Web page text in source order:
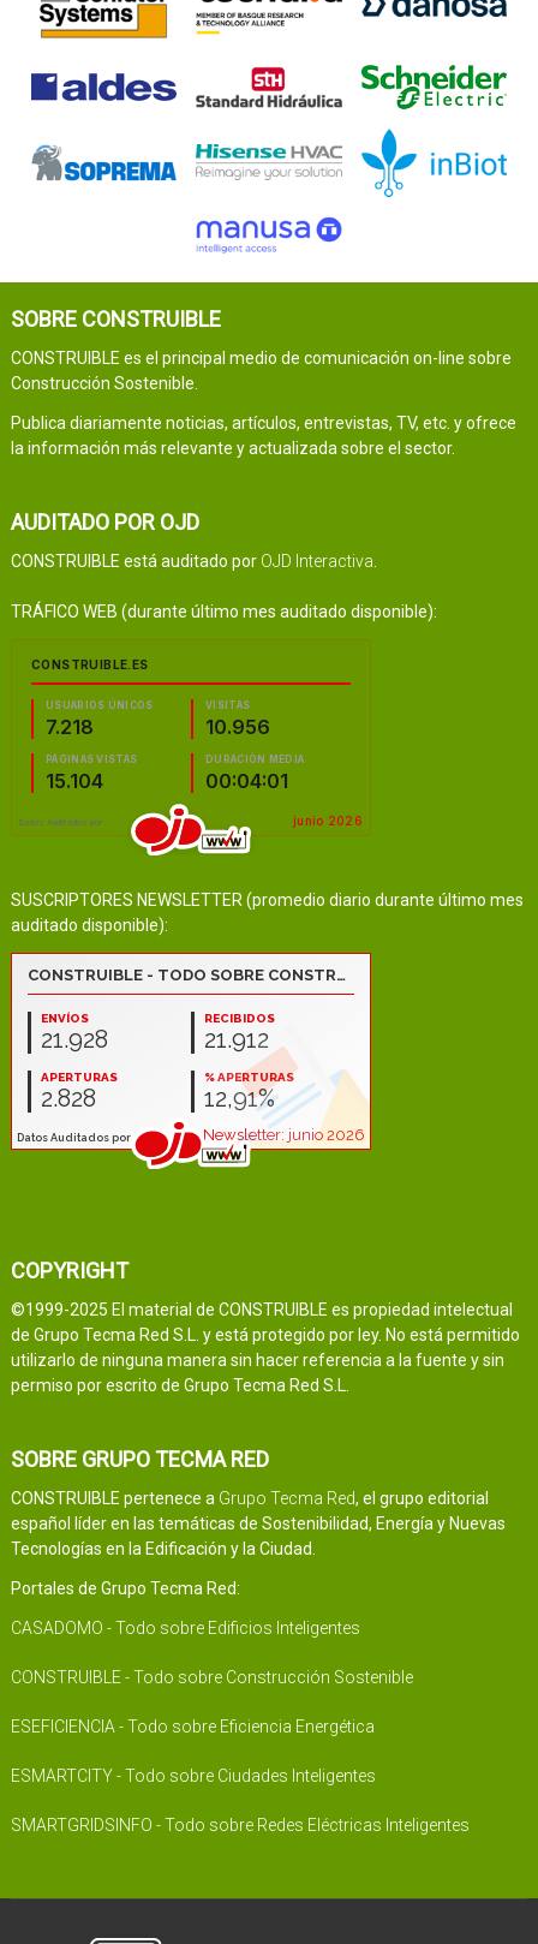
SOBRE CONSTRUIBLE
CONSTRUIBLE es el principal medio de comunicación on-line sobre
Construcción Sostenible.
Publica diariamente noticias, artículos, entrevistas, TV, etc. y ofrece
la información más relevante y actualizada sobre el sector.
AUDITADO POR OJD
CONSTRUIBLE está auditado por OJD Interactiva.
TRÁFICO WEB (durante último mes auditado disponible):
SUSCRIPTORES NEWSLETTER (promedio diario durante último mes
auditado disponible):
COPYRIGHT
©1999-2025 El material de CONSTRUIBLE es propiedad intelectual
de Grupo Tecma Red S.L. y está protegido por ley. No está permitido
utilizarlo de ninguna manera sin hacer referencia a la fuente y sin
permiso por escrito de Grupo Tecma Red S.L.
SOBRE GRUPO TECMA RED
CONSTRUIBLE pertenece a Grupo Tecma Red, el grupo editorial
español líder en las temáticas de Sostenibilidad, Energía y Nuevas
Tecnologías en la Edificación y la Ciudad.
Portales de Grupo Tecma Red:
CASADOMO - Todo sobre Edificios Inteligentes
CONSTRUIBLE - Todo sobre Construcción Sostenible
ESEFICIENCIA - Todo sobre Eficiencia Energética
ESMARTCITY - Todo sobre Ciudades Inteligentes
SMARTGRIDSINFO - Todo sobre Redes Eléctricas Inteligentes